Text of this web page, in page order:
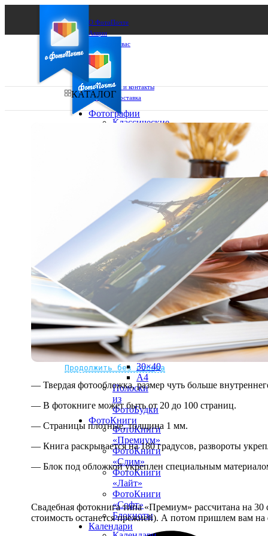
О ФотоПочте
Акции
Сделаем за вас
Бизнесу
FAQ
Франшиза
Поддержка и контакты
Оплата и доставка
Выберите из списка:
Не нашли Ваш город?
Мы доставляем по всему миру
Продолжить без города
КАТАЛОГ
Фотографии
Классические
15х20
20х30
30х40
А4
Фото
в
рамке
10х10
10×15
13×18
15×15
15×20
30×30
30×40
A4
Полоски
из
ФотоБудки
ФотоКниги
ФотоКниги
«Премиум»
ФотоКниги
«Слим»
ФотоКниги
«Лайт»
ФотоКниги
«Софт»
Блокноты
Календари
— Твердая фотообложка, размер чуть больше
— В фотокниге может быть от 20 до 100 страниц.
— Страницы плотные, толщина 1 мм.
— Книга раскрывается на 180 градусов, развороты
— Блок под обложкой укреплен специальным
Свадебная фотокнига типа «Премиум» рассчитана на
стоимость останется прежней). А потом пришлем вам на